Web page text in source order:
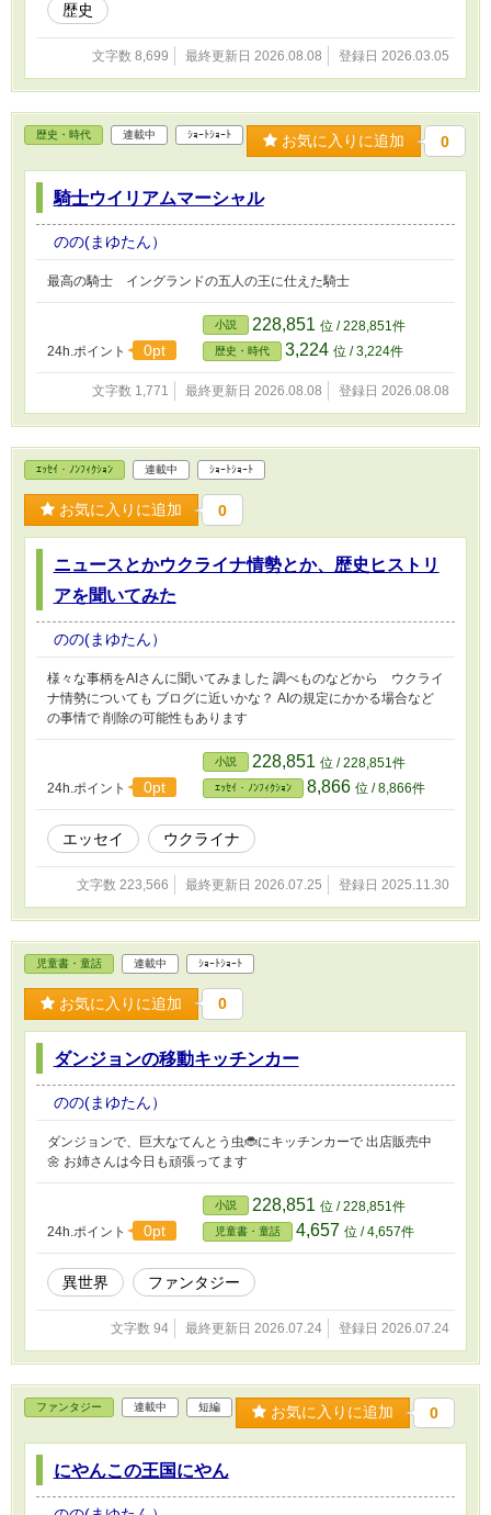
歴史
文字数 8,699 最終更新日 2026.08.08 登録日 2026.03.05
歴史・時代 連載中 ｼｮｰﾄｼｮｰﾄ お気に入りに追加 0
騎士ウイリアムマーシャル
のの(まゆたん）
最高の騎士 イングランドの五人の王に仕えた騎士
24h.ポイント 0pt
小説 228,851 位 / 228,851件
歴史・時代 3,224 位 / 3,224件
文字数 1,771 最終更新日 2026.08.08 登録日 2026.08.08
ｴｯｾｲ・ﾉﾝﾌｨｸｼｮﾝ 連載中 ｼｮｰﾄｼｮｰﾄ
お気に入りに追加 0
ニュースとかウクライナ情勢とか、歴史ヒストリ
アを聞いてみた
のの(まゆたん）
様々な事柄をAIさんに聞いてみました 調べものなどから ウクライ
ナ情勢についても ブログに近いかな？ AIの規定にかかる場合など
の事情で 削除の可能性もあります
24h.ポイント 0pt
小説 228,851 位 / 228,851件
ｴｯｾｲ・ﾉﾝﾌｨｸｼｮﾝ 8,866 位 / 8,866件
エッセイ ウクライナ
文字数 223,566 最終更新日 2026.07.25 登録日 2025.11.30
児童書・童話 連載中 ｼｮｰﾄｼｮｰﾄ
お気に入りに追加 0
ダンジョンの移動キッチンカー
のの(まゆたん）
ダンジョンで、巨大なてんとう虫🐞にキッチンカーで 出店販売中
🌼 お姉さんは今日も頑張ってます
24h.ポイント 0pt
小説 228,851 位 / 228,851件
児童書・童話 4,657 位 / 4,657件
異世界 ファンタジー
文字数 94 最終更新日 2026.07.24 登録日 2026.07.24
ファンタジー 連載中 短編 お気に入りに追加 0
にやんこの王国にやん